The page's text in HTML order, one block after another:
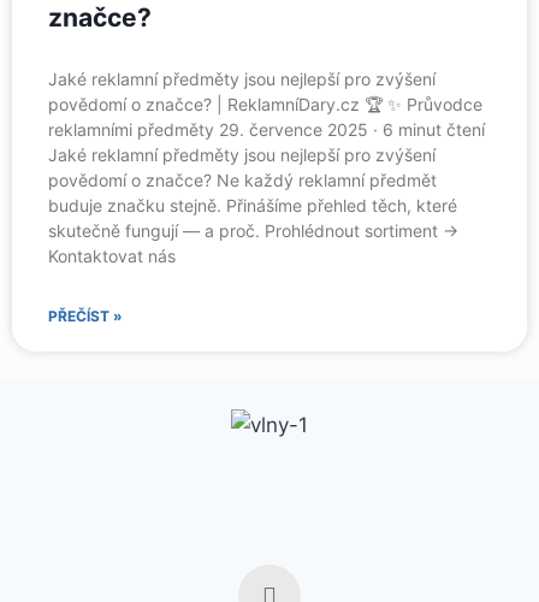
značce?
Jaké reklamní předměty jsou nejlepší pro zvýšení
povědomí o značce? | ReklamníDary.cz 🏆 ✨ Průvodce
reklamními předměty 29. července 2025 · 6 minut čtení
Jaké reklamní předměty jsou nejlepší pro zvýšení
povědomí o značce? Ne každý reklamní předmět
buduje značku stejně. Přinášíme přehled těch, které
skutečně fungují — a proč. Prohlédnout sortiment →
Kontaktovat nás
PŘEČÍST »